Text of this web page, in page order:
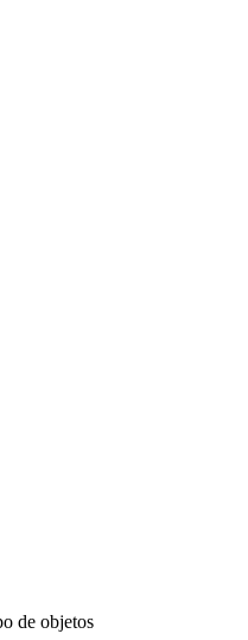
de objetos